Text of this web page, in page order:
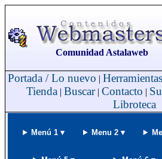
Comunidad Astalaweb
Portada / Lo nuevo | Herramientas
Tienda | Buscar| Contacto |
Libroteca
Menú 1 ▾ Menu 2 ▾